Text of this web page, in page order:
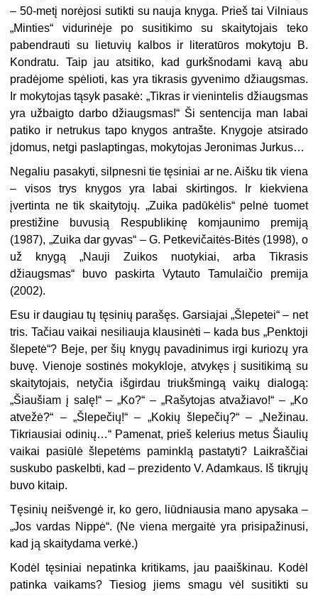
– 50-metį norėjosi sutikti su nauja knyga. Prieš tai Vilniaus
„Minties“ vidurinėje po susitikimo su skaitytojais teko
pabendrauti su lietuvių kalbos ir literatūros mokytoju B.
Kondratu. Taip jau atsitiko, kad gurkšnodami kavą abu
pradėjome spėlioti, kas yra tikrasis gyvenimo džiaugsmas.
Ir mokytojas tąsyk pasakė: „Tikras ir vienintelis džiaugsmas
yra užbaigto darbo džiaugsmas!“ Ši sentencija man labai
patiko ir netrukus tapo knygos antrašte. Knygoje atsirado
įdomus, netgi paslaptingas, mokytojas Jeronimas Jurkus…
Negaliu pasakyti, silpnesni tie tęsiniai ar ne. Aišku tik viena
– visos trys knygos yra labai skirtingos. Ir kiekviena
įvertinta ne tik skaitytojų. „Zuika padūkėlis“ pelnė tuomet
prestižine buvusią Respublikinę komjaunimo premiją
(1987), „Zuika dar gyvas“ – G. Petkevičaitės-Bitės (1998), o
už knygą „Nauji Zuikos nuotykiai, arba Tikrasis
džiaugsmas“ buvo paskirta Vytauto Tamulaičio premija
(2002).
Esu ir daugiau tų tęsinių parašęs. Garsiajai „Šlepetei“ – net
tris. Tačiau vaikai nesiliauja klausinėti – kada bus „Penktoji
šlepetė“? Beje, per šių knygų pavadinimus irgi kuriozų yra
buvę. Vienoje sostinės mokykloje, atvykęs į susitikimą su
skaitytojais, netyčia išgirdau triukšmingą vaikų dialogą:
„Šiaušiam į salę!“ – „Ko?“ – „Rašytojas atvažiavo!“ – „Ko
atvežė?“ – „Šlepečių!“ – „Kokių šlepečių?“ – „Nežinau.
Tikriausiai odinių…“ Pamenat, prieš kelerius metus Šiaulių
vaikai pasiūlė šlepetėms paminklą pastatyti? Laikraščiai
suskubo paskelbti, kad – prezidento V. Adamkaus. Iš tikrųjų
buvo kitaip.
Tęsinių neišvengė ir, ko gero, liūdniausia mano apysaka –
„Jos vardas Nippė“. (Ne viena mergaitė yra prisipažinusi,
kad ją skaitydama verkė.)
Kodėl tęsiniai nepatinka kritikams, jau paaiškinau. Kodėl
patinka vaikams? Tiesiog jiems smagu vėl susitikti su